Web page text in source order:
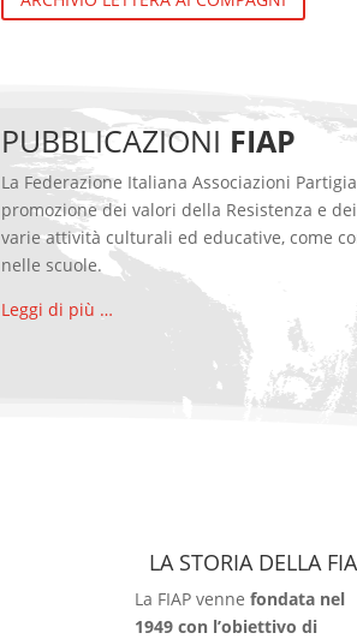
PUBBLICAZIONI FIAP
La Federazione Italiana Associazioni
promozione dei valori della Resistenza e
varie attività culturali ed educative, come
nelle scuole.
Leggi di più …
LA STORIA DELLA
La FIAP venne fondata nel
1949 con l’obiettivo di